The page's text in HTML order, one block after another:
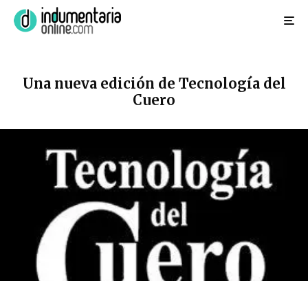
Una nueva edición de Tecnología del
Cuero